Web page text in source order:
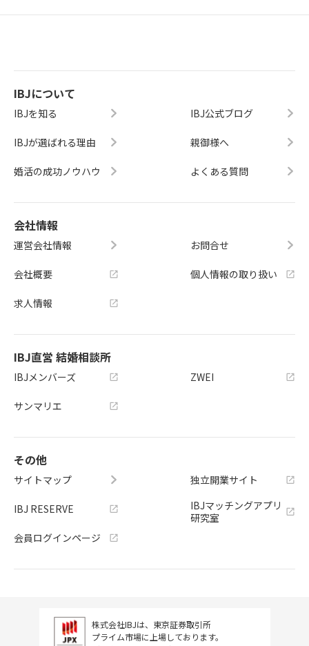
IBJについて
IBJを知る
IBJが選ばれる理由
婚活の成功ノウハウ
IBJ公式ブログ
親御様へ
よくある質問
会社情報
運営会社情報
会社概要
求人情報
お問合せ
個人情報の取り扱い
IBJ直営 結婚相談所
IBJメンバーズ
サンマリエ
ZWEI
その他
サイトマップ
IBJ RESERVE
会員ログインページ
独立開業サイト
IBJマッチングアプリ
研究室
株式会社IBJは、東京証券取引所
プライム市場に上場しております。